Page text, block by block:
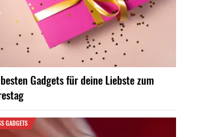
Gadgets für deine Liebste zum
GADGETS